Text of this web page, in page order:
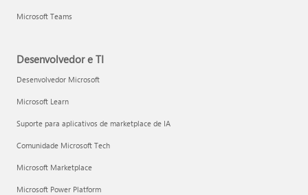
Microsoft Teams
Desenvolvedor e TI
Desenvolvedor Microsoft
Microsoft Learn
Suporte para aplicativos de marketplace de IA
Comunidade Microsoft Tech
Microsoft Marketplace
Microsoft Power Platform